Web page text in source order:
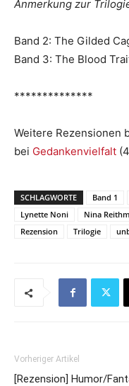
Anmerkung zur
Band 2: The Gilded
Band 3: The Blood
**************
Weitere Rezensionen
bei Gedankenvielfalt
SCHLAGWORTE Band 1
Lynette Noni
Nina
Rezension
Trilogie
Vorheriger Artikel
[Rezension] Humor/